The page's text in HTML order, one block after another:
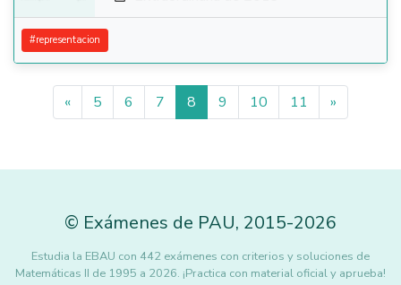
#representacion
« 5 6 7 8 9 10 11 »
© Exámenes de PAU, 2015-2026
Estudia la EBAU con 442 exámenes con criterios y soluciones de
Matemáticas II de 1995 a 2026. ¡Practica con material oficial y aprueba!